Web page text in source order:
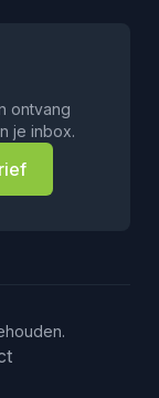
ontvang
je inbox.